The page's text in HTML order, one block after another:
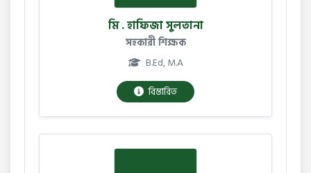
মি . হাফিজা সুলতানা
সহকারী শিক্ষক
B.Ed, M.A
বিস্তারিত